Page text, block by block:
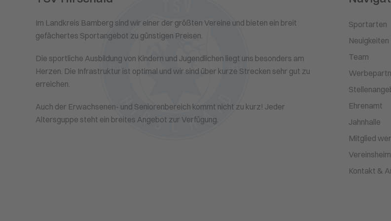
Im Landkreis Bamberg sind wir einer der größten Vereine und bieten ein breit
gefächertes Sportangebot zu günstigen Preisen.
Die sportliche Ausbildung von Kindern und Jugendlichen liegt uns besonders am
Herzen. Die Infrastruktur ist optimal und wir sind über kurze Strecken sehr gut zu
erreichen.
Auch der Erwachsenen- und Seniorenbereich kommt nicht zu kurz! Jeder
Altersguppe steht ein breites Angebot zur Verfügung.
Sportarten
Neuigkeiten
Team
Ehrenamt
Jahnhalle
Mitglied
Vereinsheim
Kontakt &